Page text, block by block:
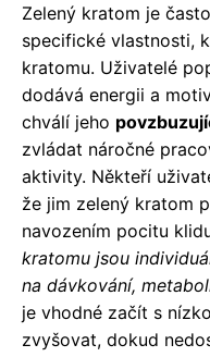
Zelený kratom je
specifické vlastnosti,
kratomu. Uživatelé
dodává energii a
chválí jeho
zvládat náročné
aktivity. Někteří
že jim zelený kratom
navozením pocitu
kratomu jsou
na dávkování,
je vhodné začít s
zvyšovat, dokud